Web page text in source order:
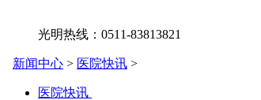
光明热线：0511-83813821
新闻中心 > 医院快讯 >
医院快讯